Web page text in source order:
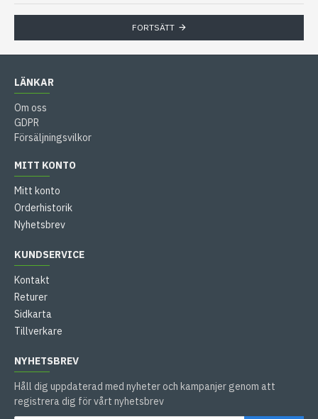
FORTSÄTT
LÄNKAR
Om oss
GDPR
Försäljningsvilkor
MITT KONTO
Mitt konto
Orderhistorik
Nyhetsbrev
KUNDSERVICE
Kontakt
Returer
Sidkarta
Tillverkare
NYHETSBREV
Håll dig uppdaterad med nyheter och kampanjer genom att
registrera dig för vårt nyhetsbrev